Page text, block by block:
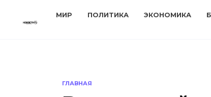
МИР ПОЛИТИКА ЭКОНОМИКА
ГЛАВНАЯ